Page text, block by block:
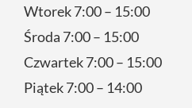
Wtorek 7:00 – 15:00
Środa 7:00 – 15:00
Czwartek 7:00 – 15:00
Piątek 7:00 – 14:00